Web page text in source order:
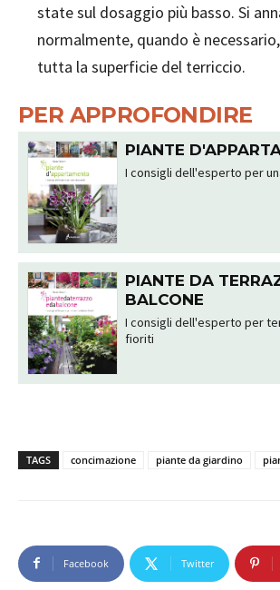
state sul dosaggio più basso. Si
normalmente, quando è
tutta la superficie del terriccio.
PER APPROFONDIRE
PIANTE
I consigli dell'esperto per
PIANTE DA
BALCONE
I consigli dell'esperto per
fioriti
TAGS concimazione piante da giardino
Facebook Twitter